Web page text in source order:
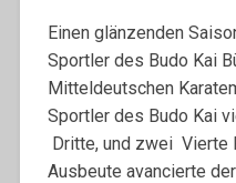
Einen glänzenden
Sportler des Budo Kai
Mitteldeutschen
Sportler des Budo Kai
Dritte, und zwei
Ausbeute avancierte